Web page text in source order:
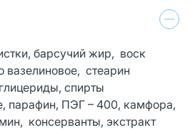
барсучий жир, воск
стеарин
спирты
парафин, ПЭГ – 400, камфора,
консерванты, экстракт